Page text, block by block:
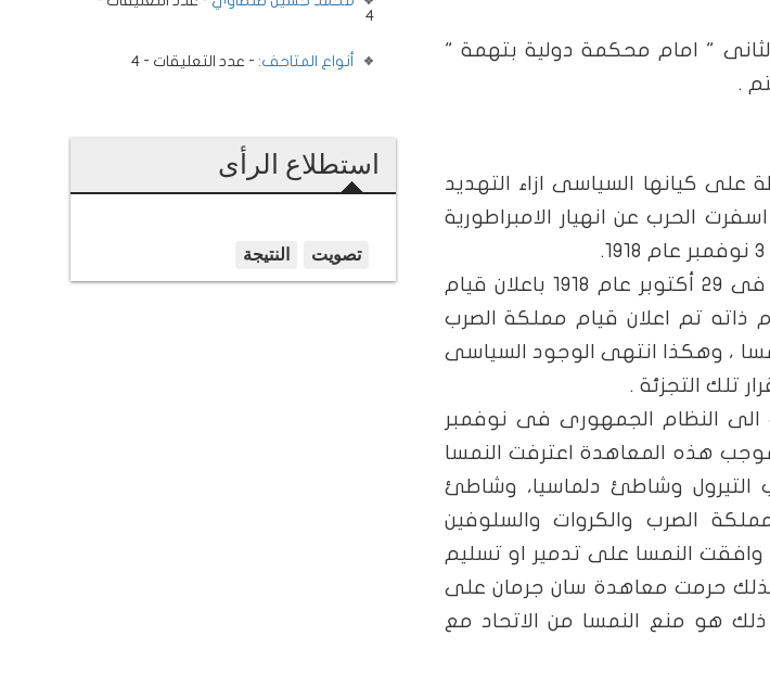
" امام محكمة دولية بتهمة "
.
على كيانها السياسى ازاء التهديد
الحرب عن انهيار الامبراطورية
وعندما ظهرت بوادر الهزيمة النمساوية بادرت الحركة التشيكية فى 29 أكتوبر عام 1918 باعلان قيام
ذاته تم اعلان قيام مملكة الصرب
المجر عن النمسا ، وهكذا انتهى الوجود السياسى
تلك التجزئة .
الى النظام الجمهورى فى نوفمبر
معاهدة سان جيرمان فى 10 سبتمبر 1919، وبموجب هذه المعاهدة اعترفت النمسا
التيرول وشاطئ دلماسيا، وشاطئ
الصرب والكروات والسلوفين
النمسا على تدمير او تسليم
كذلك حرمت معاهدة سان جرمان على
هو منع النمسا من الاتحاد مع
4
أنواع المتاحف: - عدد التعليقات - 4
استطلاع الرأى